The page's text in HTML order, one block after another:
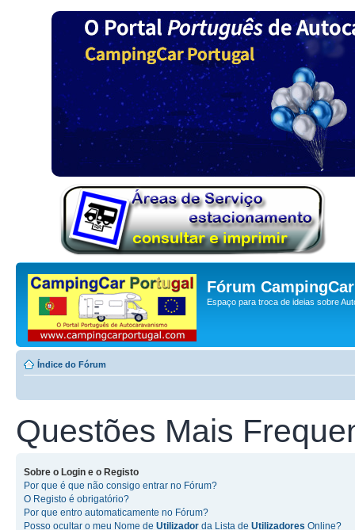
Fórum
Espaço para troca de ideias sobre
Índice do Fórum
Questões Mais
Sobre o Login e o Registo
Por que é que não consigo entrar no Fórum?
O Registo é obrigatório?
Por que entro automaticamente no Fórum?
Posso ocultar o meu Nome de Utilizador da Lista de Utilizadores Online?